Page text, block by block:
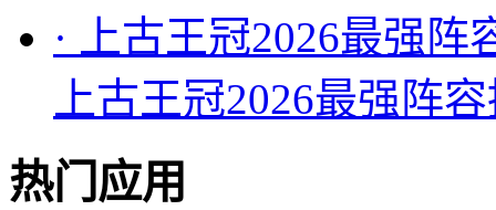
·
上古王冠2026最强
上古王冠2026最强阵
热门应用